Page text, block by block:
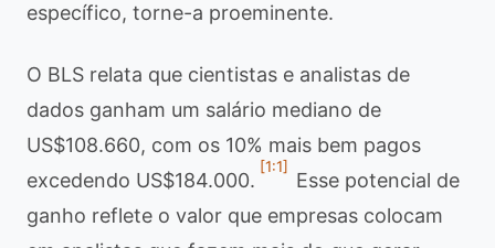
específico, torne-a proeminente.
O BLS relata que cientistas e analistas de
dados ganham um salário mediano de
US$108.660, com os 10% mais bem pagos
excedendo US$184.000.
[1:1]
Esse potencial de
ganho reflete o valor que empresas colocam